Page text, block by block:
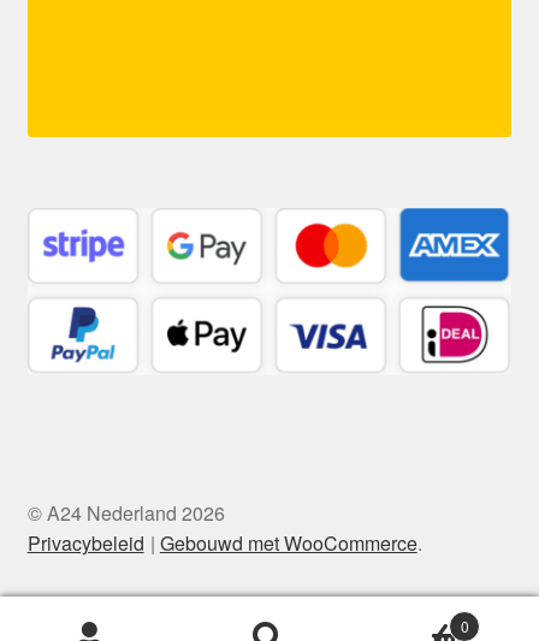
© A24 Nederland 2026
Privacybeleid
Gebouwd met WooCommerce.
0